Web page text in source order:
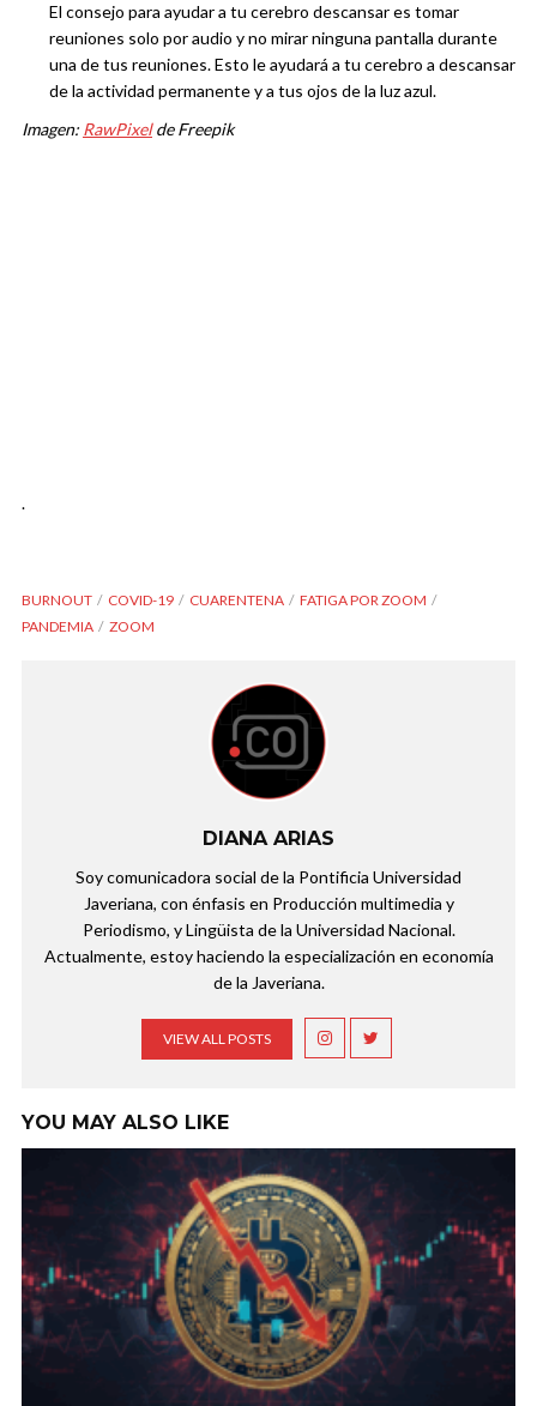
El consejo para ayudar a tu cerebro descansar es tomar
reuniones solo por audio y no mirar ninguna pantalla durante
una de tus reuniones. Esto le ayudará a tu cerebro a descansar
de la actividad permanente y a tus ojos de la luz azul.
Imagen: RawPixelde Freepik
.
BURNOUT COVID-19 CUARENTENA
FATIGA POR ZOOM
PANDEMIA
ZOOM
DIANA ARIAS
Soy comunicadora social de la Pontificia Universidad
Javeriana, con énfasis en Producción multimedia y
Periodismo, y Lingüista de la Universidad Nacional.
Actualmente, estoy haciendo la especialización en economía
de la Javeriana.
VIEW ALL POSTS
YOU MAY ALSO LIKE